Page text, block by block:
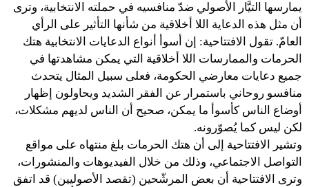
يمارسها التيَّار الأصولي ضدّ منافسيه في حملته الانتخابية، وترى
أن مثل هذه الدعاية اللا أخلاقية من شأنها التأثير على الرأي
العامّ. تقول الافتتاحية: إن أسوأ أنواع الدعايات الانتخابية هتك
الحرمات والممارسات اللا أخلاقية التي يمكن مشاهدتها في
جميع دعايات معارضي الحكومة، فعلى سبيل المثال يتحدث
منافسو روحاني باستمرار عن الفقر الشديد ويحاولون إظهار
أوضاع الناس كأسوأ ما يمكن، صحيح أن الناس لديهم مشكلات،
لكن ليس كما يُصوّرونه.
وتشير الافتتاحية إلى أن هتك الحرمات بلغ منتهاه على مواقع
التواصل الاجتماعي، وذلك من خلال الفيديوهات والمنشورات،
وترى الافتتاحية أن بعض المرشّحين (تقصد الأصوليين) قد اتفق